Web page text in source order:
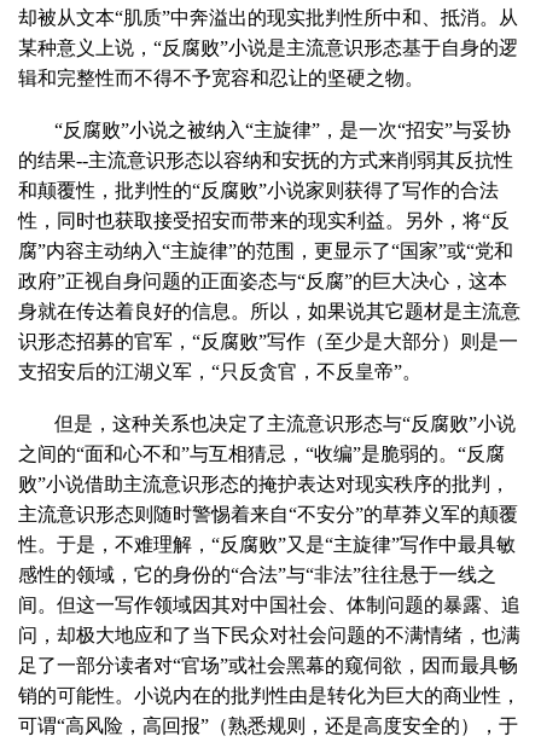
却被从文本“肌质”中奔溢出的现实批判性所中和、抵消。从
某种意义上说，“反腐败”小说是主流意识形态基于自身的逻
辑和完整性而不得不予宽容和忍让的坚硬之物。
“反腐败”小说之被纳入“主旋律”，是一次“招安”与妥协
的结果--主流意识形态以容纳和安抚的方式来削弱其反抗性
和颠覆性，批判性的“反腐败”小说家则获得了写作的合法
性，同时也获取接受招安而带来的现实利益。另外，将“反
腐”内容主动纳入“主旋律”的范围，更显示了“国家”或“党和
政府”正视自身问题的正面姿态与“反腐”的巨大决心，这本
身就在传达着良好的信息。所以，如果说其它题材是主流意
识形态招募的官军，“反腐败”写作（至少是大部分）则是一
支招安后的江湖义军，“只反贪官，不反皇帝”。
但是，这种关系也决定了主流意识形态与“反腐败”小说
之间的“面和心不和”与互相猜忌，“收编”是脆弱的。“反腐
败”小说借助主流意识形态的掩护表达对现实秩序的批判，
主流意识形态则随时警惕着来自“不安分”的草莽义军的颠覆
性。于是，不难理解，“反腐败”又是“主旋律”写作中最具敏
感性的领域，它的身份的“合法”与“非法”往往悬于一线之
间。但这一写作领域因其对中国社会、体制问题的暴露、追
问，却极大地应和了当下民众对社会问题的不满情绪，也满
足了一部分读者对“官场”或社会黑幕的窥伺欲，因而最具畅
销的可能性。小说内在的批判性由是转化为巨大的商业性，
可谓“高风险，高回报”（熟悉规则，还是高度安全的），于